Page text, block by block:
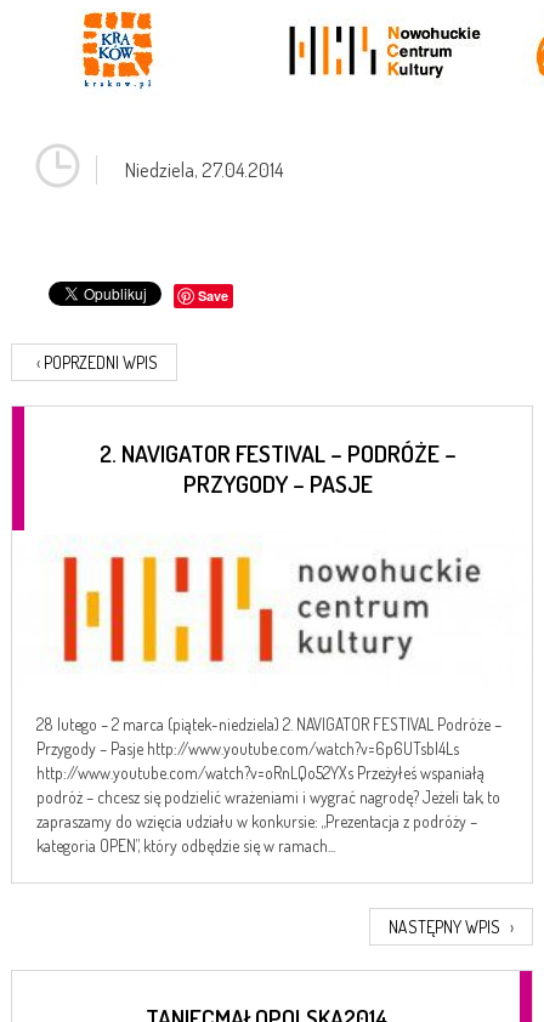
Niedziela,27.04.2014
Save
‹ POPRZEDNI WPIS
2. NAVIGATOR FESTIVAL – PODRÓŻE –
PRZYGODY – PASJE
28 lutego – 2 marca (piątek-niedziela) 2. NAVIGATOR FESTIVAL Podróże –
Przygody – Pasje http://www.youtube.com/watch?v=6p6UTsbl4Ls
http://www.youtube.com/watch?v=oRnLQo52YXs Przeżyłeś wspaniałą
podróż – chcesz się podzielić wrażeniami i wygrać nagrodę? Jeżeli tak, to
zapraszamy do wzięcia udziału w konkursie: „Prezentacja z podróży –
kategoria OPEN”, który odbędzie się w ramach...
NASTĘPNY WPIS ›